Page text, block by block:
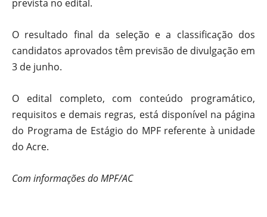
prevista no edital.
O resultado final da seleção e a classificação dos
candidatos aprovados têm previsão de divulgação em
3 de junho.
O edital completo, com conteúdo programático,
requisitos e demais regras, está disponível na página
do Programa de Estágio do MPF referente à unidade
do Acre.
Com informações do MPF/AC